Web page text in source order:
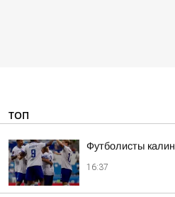
ТОП
Футболисты
16:37